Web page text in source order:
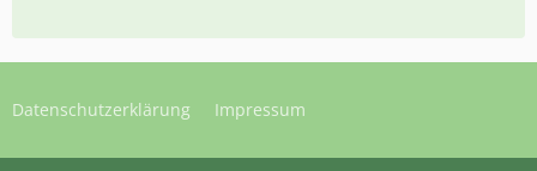
Datenschutzerklärung Impressum